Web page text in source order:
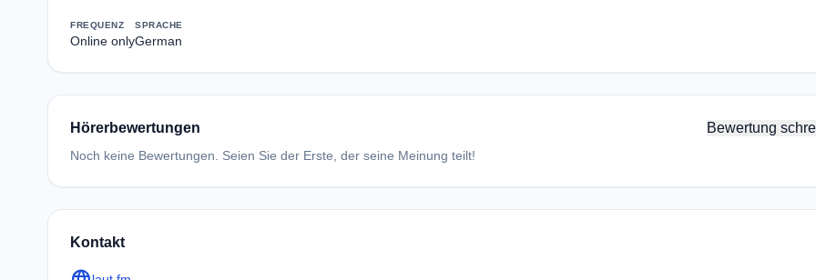
FREQUENZ
Online only
SPRACHE
German
Hörerbewertungen Bewertung
Noch keine Bewertungen. Seien Sie der Erste, der seine Meinung teilt!
Kontakt